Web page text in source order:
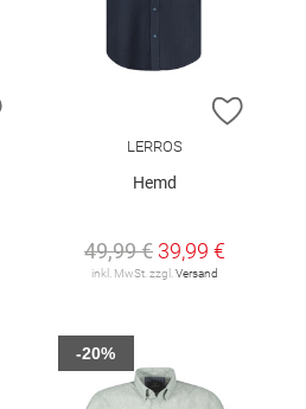
ZUR WUNSCHLISTE HINZUFÜGEN
ZUR
LERROS
Hemd
49,99 € 39,99 €
inkl. MwSt. zzgl. Versand
-20%